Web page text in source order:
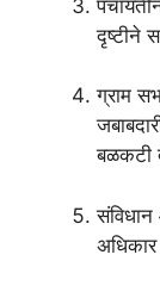
दृष्टीने
ग्राम
बळकटी
संविधान
अधिकार